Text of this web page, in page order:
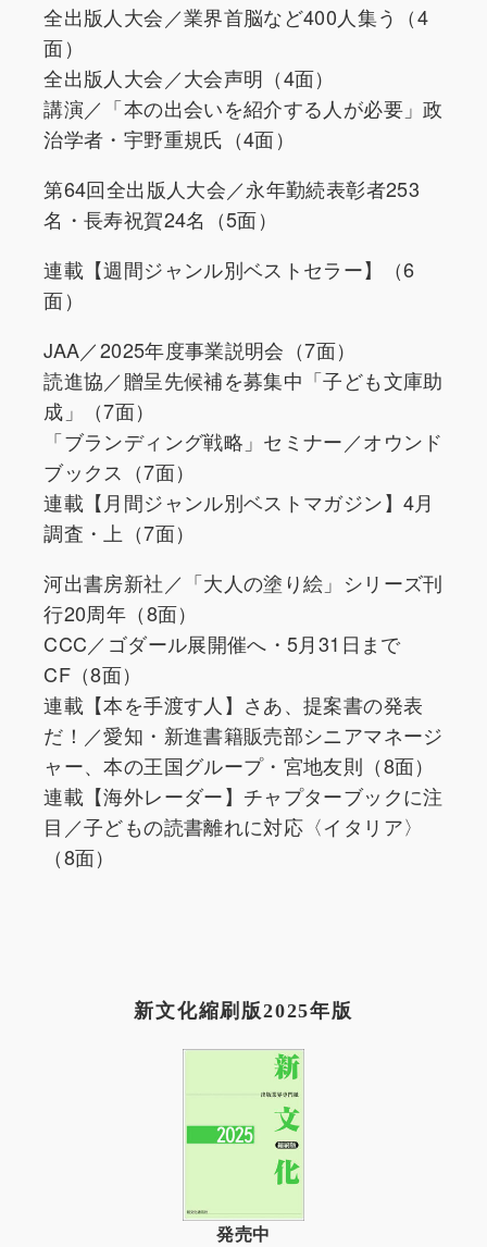
全出版人大会／業界首脳など400人集う（4
面）
全出版人大会／大会声明（4面）
講演／「本の出会いを紹介する人が必要」政
治学者・宇野重規氏（4面）
第64回全出版人大会／永年勤続表彰者253
名・長寿祝賀24名（5面）
連載【週間ジャンル別ベストセラー】（6
面）
JAA／2025年度事業説明会（7面）
読進協／贈呈先候補を募集中「子ども文庫助
成」（7面）
「ブランディング戦略」セミナー／オウンド
ブックス（7面）
連載【月間ジャンル別ベストマガジン】4月
調査・上（7面）
河出書房新社／「大人の塗り絵」シリーズ刊
行20周年（8面）
CCC／ゴダール展開催へ・5月31日まで
CF（8面）
連載【本を手渡す人】さあ、提案書の発表
だ！／愛知・新進書籍販売部シニアマネージ
ャー、本の王国グループ・宮地友則（8面）
連載【海外レーダー】チャプターブックに注
目／子どもの読書離れに対応〈イタリア〉
（8面）
新文化縮刷版2025年版
発売中